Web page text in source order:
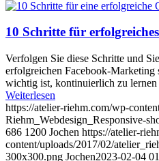
10 Schritte für
Verfolgen Sie diese Schritte und
erfolgreichen Facebook-Marketing
wichtig ist, kontinuierlich zu lernen
Weiterlesen
https://atelier-riehm.com/wp-
Riehm_Webdesign_Responsive-
686 1200 Jochen https://atelier-
content/uploads/2017/02/
300x300.png Jochen2023-02-04